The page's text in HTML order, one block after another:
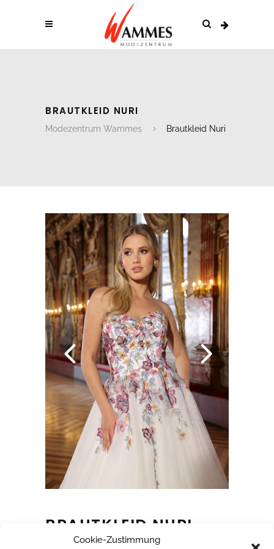
Cookie-Zustimmung
BRAUTKLEID NURI
Modezentrum Wammes Brautkleid Nuri
BRAUTKLEID NURI